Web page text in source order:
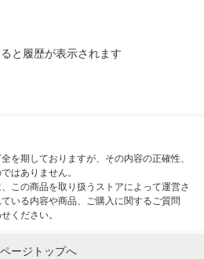
と履歴が表示されます
を期しておりますが、その内容の正確性、
はありません。
この商品を取り扱うストアによって運営さ
いる内容や商品、ご購入に関するご質問
ください。
ページトップへ